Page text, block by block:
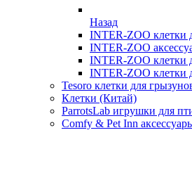
Назад
INTER-ZOO клетки
INTER-ZOO
INTER-ZOO клетки
INTER-ZOO клетки
Tesoro клетки для
Клетки (Китай)
ParrotsLab игрушки для
Comfy & Pet Inn